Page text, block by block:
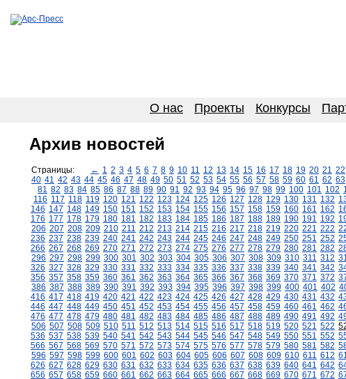
О нас Проекты Конкурсы
Архив новостей
Страницы: ← 1 2 3 4 5 6 7 8 9 10 11 12 13 14 15 16 17 18 19 20 21 22
40 41 42 43 44 45 46 47 48 49 50 51 52 53 54 55 56 57 58 59 60 61 62 63
81 82 83 84 85 86 87 88 89 90 91 92 93 94 95 96 97 98 99 100 101 102
116 117 118 119 120 121 122 123 124 125 126 127 128 129 130 131 132
146 147 148 149 150 151 152 153 154 155 156 157 158 159 160 161 162
176 177 178 179 180 181 182 183 184 185 186 187 188 189 190 191 192
206 207 208 209 210 211 212 213 214 215 216 217 218 219 220 221 222
236 237 238 239 240 241 242 243 244 245 246 247 248 249 250 251 252
266 267 268 269 270 271 272 273 274 275 276 277 278 279 280 281 282
296 297 298 299 300 301 302 303 304 305 306 307 308 309 310 311 312
326 327 328 329 330 331 332 333 334 335 336 337 338 339 340 341 342
356 357 358 359 360 361 362 363 364 365 366 367 368 369 370 371 372
386 387 388 389 390 391 392 393 394 395 396 397 398 399 400 401 402
416 417 418 419 420 421 422 423 424 425 426 427 428 429 430 431 432
446 447 448 449 450 451 452 453 454 455 456 457 458 459 460 461 462
476 477 478 479 480 481 482 483 484 485 486 487 488 489 490 491 492
506 507 508 509 510 511 512 513 514 515 516 517 518 519 520 521 522
536 537 538 539 540 541 542 543 544 545 546 547 548 549 550 551 552
566 567 568 569 570 571 572 573 574 575 576 577 578 579 580 581 582
596 597 598 599 600 601 602 603 604 605 606 607 608 609 610 611 612
626 627 628 629 630 631 632 633 634 635 636 637 638 639 640 641 642
656 657 658 659 660 661 662 663 664 665 666 667 668 669 670 671 672